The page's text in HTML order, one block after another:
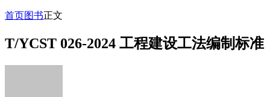
首页图书正文
T/YCST 026-2024 工程建设工法编制标准